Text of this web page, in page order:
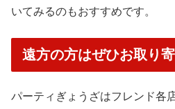
いてみるのもおすすめです。
遠方の方はぜひお取り
パーティぎょうざはフレンド各